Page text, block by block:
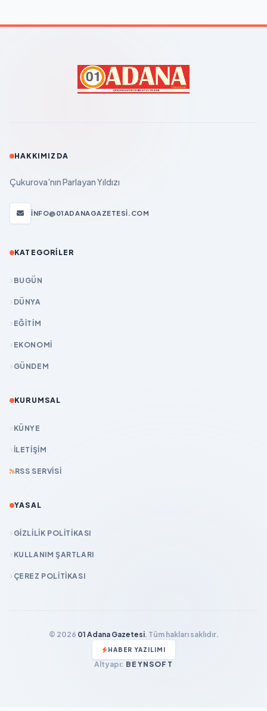
HAKKIMIZDA
Çukurova'nın Parlayan Yıldızı
INFO@01ADANAGAZETESI.COM
KATEGORILER
BUGÜN
DÜNYA
EĞİTİM
EKONOMİ
GÜNDEM
KURUMSAL
KÜNYE
İLETIŞIM
RSS SERVISI
YASAL
GIZLILIK POLITIKASI
KULLANIM ŞARTLARI
ÇEREZ POLITIKASI
© 2026 01 Adana Gazetesi. Tüm hakları saklıdır.
HABER YAZILIMI
Altyapı: BEYNSOFT